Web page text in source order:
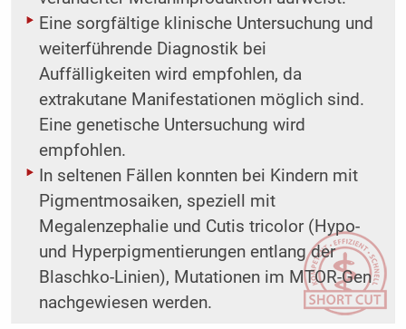
Eine sorgfältige klinische Untersuchung und
weiterführende Diagnostik bei
Auffälligkeiten wird empfohlen, da
extrakutane Manifestationen möglich sind.
Eine genetische Untersuchung wird
empfohlen.
In seltenen Fällen konnten bei Kindern mit
Pigmentmosaiken, speziell mit
Megalenzephalie und Cutis tricolor (Hypo-
und Hyperpigmentierungen entlang der
Blaschko-Linien), Mutationen im MTOR-Gen
nachgewiesen werden.